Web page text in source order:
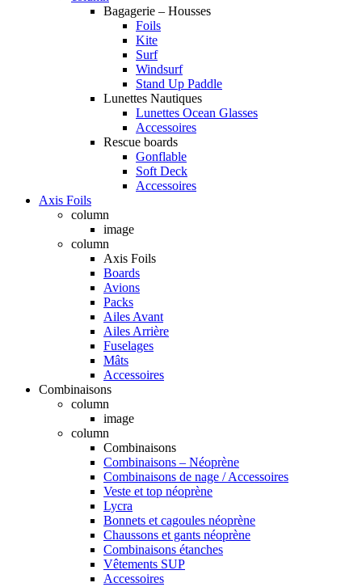
Bagagerie – Housses
Foils
Kite
Surf
Windsurf
Stand Up Paddle
Lunettes Nautiques
Lunettes Ocean Glasses
Accessoires
Rescue boards
Gonflable
Soft Deck
Accessoires
Axis Foils
column
image
column
Axis Foils
Boards
Avions
Packs
Ailes Avant
Ailes Arrière
Fuselages
Mâts
Accessoires
Combinaisons
column
image
column
Combinaisons
Combinaisons – Néoprène
Combinaisons de nage / Accessoires
Veste et top néoprène
Lycra
Bonnets et cagoules néoprène
Chaussons et gants néoprène
Combinaisons étanches
Vêtements SUP
Accessoires